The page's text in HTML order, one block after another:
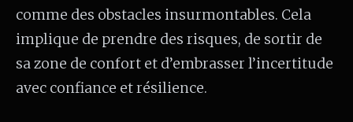
comme des obstacles insurmontables. Cela
implique de prendre des risques, de sortir de
sa zone de confort et d’embrasser l’incertitude
avec confiance et résilience.